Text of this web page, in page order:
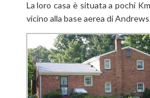
La loro casa è situata a pochi
vicino alla base aerea di